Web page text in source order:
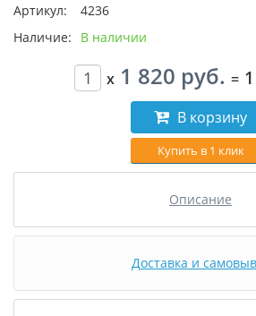
Артикул:
4236
Наличие:
В наличии
x 1 820 руб. =
В корзину
Купить в 1 клик
Описание
Доставка и